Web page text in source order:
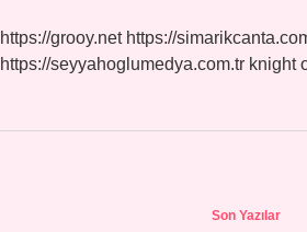
https://grooy.net https://
https://seyyahoglumedya.com.tr knight
Son Yazılar